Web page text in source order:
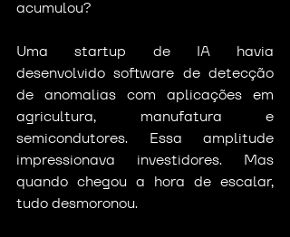
acumulou?
Uma startup de IA havia
desenvolvido software de detecção
de anomalias com aplicações em
agricultura, manufatura e
semicondutores. Essa amplitude
impressionava investidores. Mas
quando chegou a hora de escalar,
tudo desmoronou.